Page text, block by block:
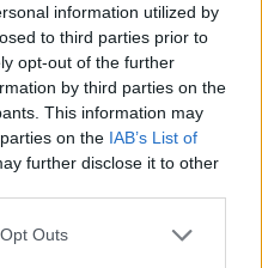
information utilized by
to third parties prior to
opt-out of the further
by third parties on the
This information may
on the IAB’s List of
further disclose it to other
Outs
hivatalos közösségi
posztjáról Valentin